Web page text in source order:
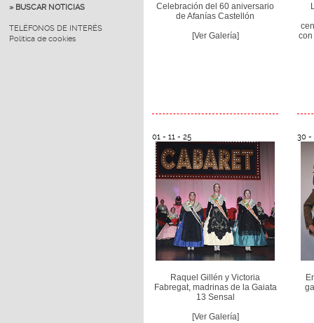
» BUSCAR NOTICIAS
TELÉFONOS DE INTERÉS
Política de cookies
Celebración del 60 aniversario
de Afanías Castellón
[Ver Galería]
01 - 11 - 25
Raquel Gillén y Victoria
Fabregat, madrinas de la Gaiata
13 Sensal
[Ver Galería]
30 -